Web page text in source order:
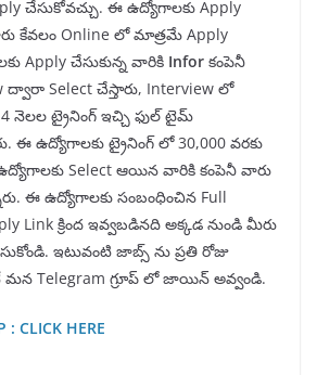
చేసుకోవచ్చు. ఈ ఉద్యోగాలకు Apply
కేవలం Online లో మాత్రమే Apply
Apply చేసుకున్న వారికి Infor కంపెనీ
ద్వారా Select చేస్తారు, Interview లో
నెలల ట్రైనింగ్ ఇచ్చి ఫుల్ టైమ్
ఈ ఉద్యోగాలకు ట్రైనింగ్ లో 30,000 వరకు
Select ఆయిన వారికి కంపెనీ వారు
ఈ ఉద్యోగాలకు సంబంధించిన Full
Link క్రింద ఇవ్వబడినది అక్కడ నుండి మీరు
ఇటువంటి జాబ్స్ ను ప్రతి రోజు
మన Telegram గ్రూప్ లో జాయిన్ అవ్వండి.
: CLICK HERE